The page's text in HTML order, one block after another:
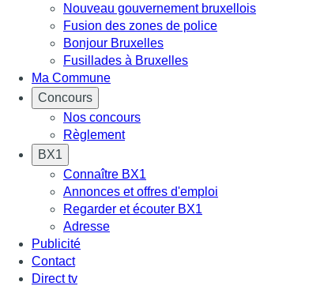
Nouveau gouvernement bruxellois
Fusion des zones de police
Bonjour Bruxelles
Fusillades à Bruxelles
Ma Commune
Concours
Nos concours
Règlement
BX1
Connaître BX1
Annonces et offres d'emploi
Regarder et écouter BX1
Adresse
Publicité
Contact
Direct tv